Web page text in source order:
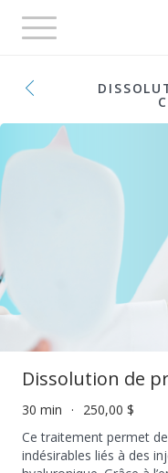
Toggle
navigation
Dissolution de
30 min
250,00 $
Ce traitement permet
indésirables liés à des